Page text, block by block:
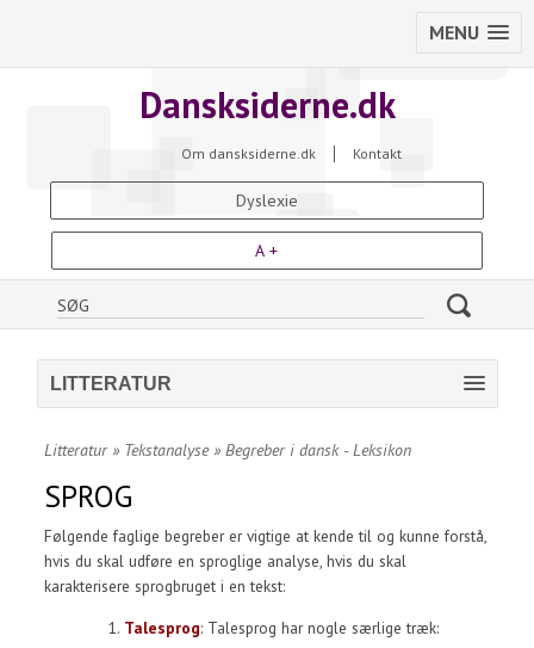
MENU
Dansksiderne.dk
Om dansksiderne.dk Kontakt
Dyslexie
A +
LITTERATUR
Litteratur» Tekstanalyse»Begreber i dansk - Leksikon
SPROG
Følgende faglige begreber er vigtige at kende til og kunne forstå,
hvis du skal udføre en sproglige analyse, hvis du skal
karakterisere sprogbruget i en tekst:
Talesprog: Talesprog har nogle særlige træk: